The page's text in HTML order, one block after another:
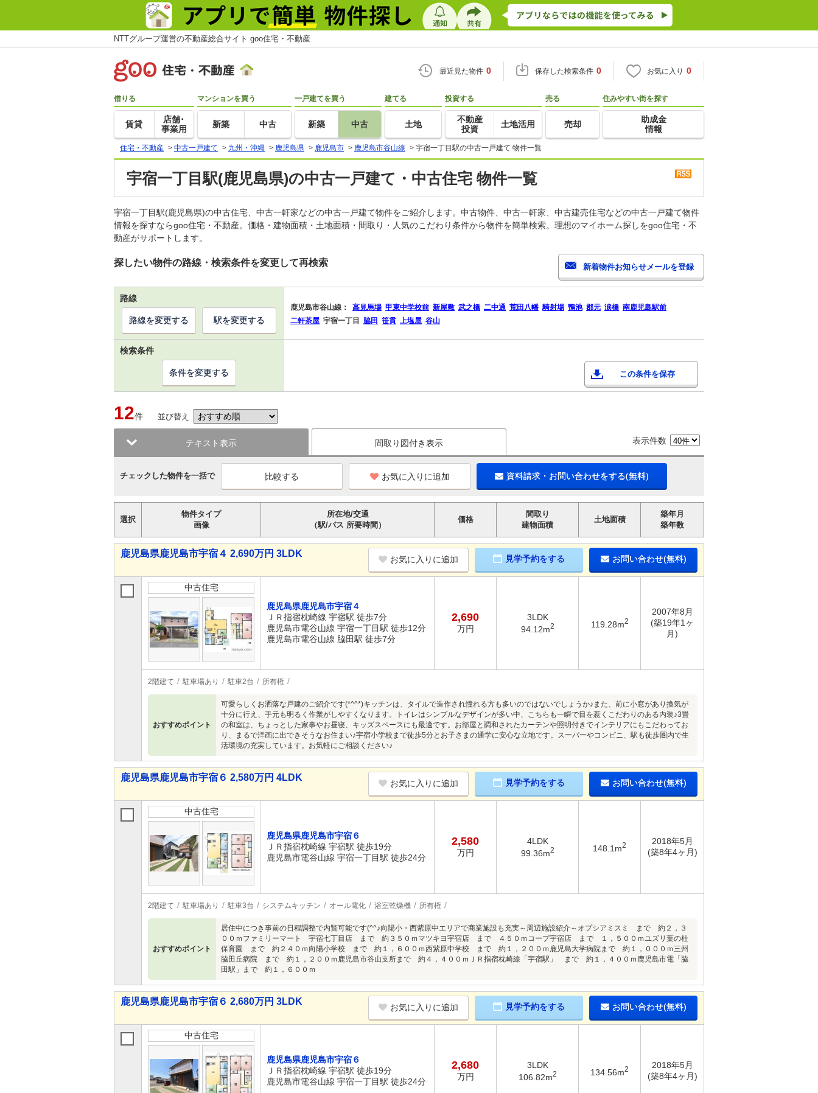
NTTグループ運営の不動産総合サイト goo住宅・不動産
最近見た物件 0 保存した検索条件 0 お気に入り 0
借りる
賃貸
店舗･
事業用
マンションを買う
新築 中古
一戸建てを買う
新築 中古
建てる
土地
投資する
不動産
投資
土地活用
売る
売却
住みやすい街を探す
助成金
情報
住宅・不動産 > 中古一戸建て > 九州・沖縄 > 鹿児島県 > 鹿児島市 > 鹿児島市谷山線 > 宇宿一丁目駅の中古一戸建て 物件一覧
宇宿一丁目駅(鹿児島県)の中古一戸建て・中古住宅 物件一覧
宇宿一丁目駅(鹿児島県)の中古住宅、中古一軒家などの中古一戸建て物件をご紹介します。中古物件、中古一軒家、中古建売住宅などの中古一戸建て物件
情報を探すならgoo住宅・不動産。価格・建物面積・土地面積・間取り・人気のこだわり条件から物件を簡単検索。理想のマイホーム探しをgoo住宅・不
動産がサポートします。
探したい物件の路線・検索条件を変更して再検索
路線
鹿児島市谷山線： 高見馬場 甲東中学校前 新屋敷 武之橋 二中通 荒田八幡 騎射場 鴨池 郡元 涙橋 南鹿児島駅前
二軒茶屋 宇宿一丁目 脇田 笹貫 上塩屋 谷山
路線を変更する 駅を変更する
検索条件
この条件を保存
条件を変更する
12件 並び替え
テキスト表示 間取り図付き表示 表示件数
チェックした物件を一括で お気に入りに追加 資料請求・お問い合わせをする(無料)
選択
物件タイプ
画像
所在地/交通
（駅/バス 所要時間）
価格
間取り
建物面積
土地面積
築年月
築年数
鹿児島県鹿児島市宇宿４ 2,690万円 3LDK
お気に入りに追加 見学予約をする お問い合わせ(無料)
中古住宅
鹿児島県鹿児島市宇宿４
ＪＲ指宿枕崎線 宇宿駅 徒歩7分
鹿児島市電谷山線 宇宿一丁目駅 徒歩12分
鹿児島市電谷山線 脇田駅 徒歩7分
2,690
万円
3LDK
94.12m2 119.28m2
2007年8月
(築19年1ヶ
月)
2階建て 駐車場あり 駐車2台 所有権
おすすめポイント
可愛らしくお洒落な戸建のご紹介です(*^^*)キッチンは、タイルで造作され憧れる方も多いのではないでしょうか♪また、前に小窓があり換気が
十分に行え、手元も明るく作業がしやすくなります。トイレはシンプルなデザインが多い中、こちらも一瞬で目を惹くこだわりのある内装♪3畳
の和室は、ちょっとした家事やお昼寝、キッズスペースにも最適です。お部屋と調和されたカーテンや照明付きでインテリアにもこだわってお
り、まるで洋画に出できそうなお住まい♪宇宿小学校まで徒歩5分とお子さまの通学に安心な立地です。スーパーやコンビニ、駅も徒歩圏内で生
活環境の充実しています。お気軽にご相談ください♪
鹿児島県鹿児島市宇宿６ 2,580万円 4LDK
お気に入りに追加 見学予約をする お問い合わせ(無料)
中古住宅
鹿児島県鹿児島市宇宿６
ＪＲ指宿枕崎線 宇宿駅 徒歩19分
鹿児島市電谷山線 宇宿一丁目駅 徒歩24分
2,580
万円
4LDK
99.36m2 148.1m2
2018年5月
(築8年4ヶ月)
2階建て 駐車場あり 駐車3台 システムキッチン オール電化 浴室乾燥機 所有権
おすすめポイント
居住中につき事前の日程調整で内覧可能です(^^♪向陽小・西紫原中エリアで商業施設も充実～周辺施設紹介～オプシアミスミ まで 約２，３
００ｍファミリーマート 宇宿七丁目店 まで 約３５０ｍマツキヨ宇宿店 まで ４５０ｍコープ宇宿店 まで １，５００ｍユズリ葉の杜
保育園 まで 約２４０ｍ向陽小学校 まで 約１，６００ｍ西紫原中学校 まで 約１，２００ｍ鹿児島大学病院まで 約１，０００ｍ三州
脇田丘病院 まで 約１，２００ｍ鹿児島市谷山支所まで 約４，４００ｍＪＲ指宿枕崎線「宇宿駅」 まで 約１，４００ｍ鹿児島市電「脇
田駅」まで 約１，６００ｍ
鹿児島県鹿児島市宇宿６ 2,680万円 3LDK
お気に入りに追加 見学予約をする お問い合わせ(無料)
中古住宅
鹿児島県鹿児島市宇宿６
ＪＲ指宿枕崎線 宇宿駅 徒歩19分
鹿児島市電谷山線 宇宿一丁目駅 徒歩24分
2,680
万円
3LDK
106.82m2 134.56m2
2018年5月
(築8年4ヶ月)